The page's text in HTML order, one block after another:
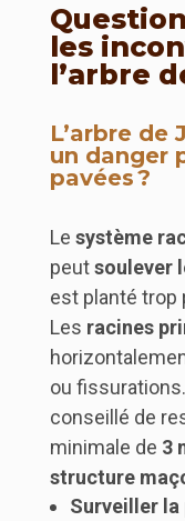
les
l’arbre
L’arbre de
un danger
pavées ?
Le système
peutsoulever
est planté trop
Les racines
ou
conseillé de
minimale de 3
structure
Surveiller la